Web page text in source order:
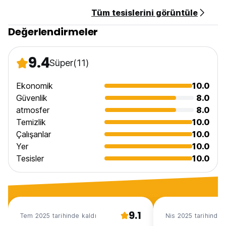
Tüm tesislerini görüntüle
Değerlendirmeler
9.4Süper(11)
Ekonomik
10.0
Güvenlik
8.0
atmosfer
8.0
Temizlik
10.0
Çalışanlar
10.0
Yer
10.0
Tesisler
10.0
Tem 2025 tarihinde kaldı 9.1 Nis 2025 tarihinde